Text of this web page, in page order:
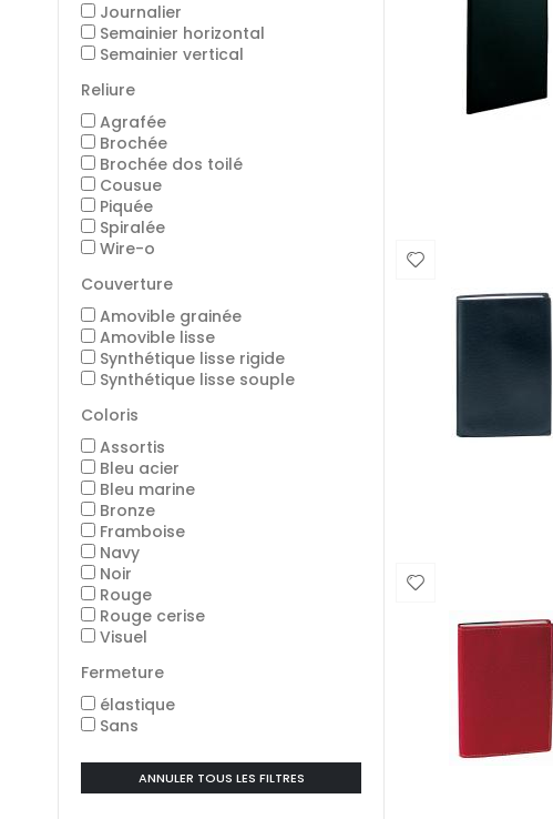
Journalier
Semainier horizontal
Semainier vertical
Reliure
Agrafée
Brochée
Brochée dos toilé
Cousue
Piquée
Spiralée
Wire-o
Couverture
Amovible grainée
Amovible lisse
Synthétique lisse rigide
Synthétique lisse souple
Coloris
Assortis
Bleu acier
Bleu marine
Bronze
Framboise
Navy
Noir
Rouge
Rouge cerise
Visuel
Fermeture
élastique
Sans
ANNULER TOUS LES FILTRES